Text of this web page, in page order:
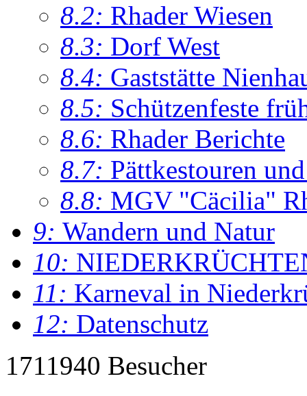
8.2: Rhader Wiesen
8.3: Dorf West
8.4: Gaststätte
8.5: Schützenfeste
8.6: Rhader Berichte
8.7: Pättkestouren
8.8: MGV "Cäcilia"
9: Wandern und Natur
10:
11: Karneval in
12: Datenschutz
1711940 Besucher